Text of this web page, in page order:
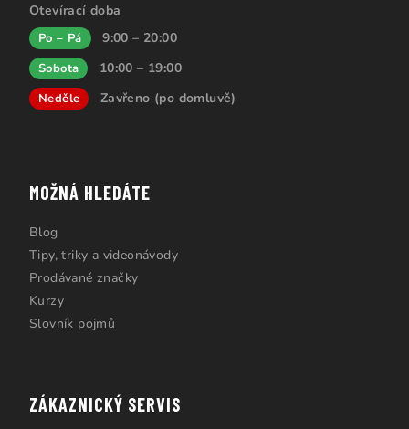
Otevírací doba
Po – Pá 9:00 – 20:00
Sobota 10:00 – 19:00
Neděle Zavřeno (po domluvě)
MOŽNÁ HLEDÁTE
Blog
Tipy, triky a videonávody
Prodávané značky
Kurzy
Slovník pojmů
ZÁKAZNICKÝ SERVIS